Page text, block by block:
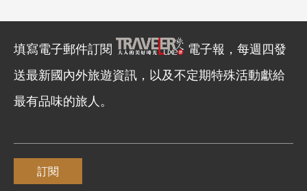
填寫電子郵件訂閱
電子報，每週四發
送最新國內外旅遊資訊，以及不定期特殊活動獻給
最有品味的旅人。
訂閱